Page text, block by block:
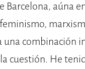
Barcelona, aúna
una combinación
cuestión. He